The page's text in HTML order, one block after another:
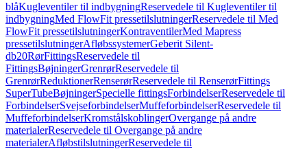
blåKugleventiler til indbygningReservedele til Kugleventiler til
indbygningMed FlowFit pressetilslutningerReservedele til Med
FlowFit pressetilslutningerKontraventilerMed Mapress
pressetilslutningerAfløbssystemerGeberit Silent-
db20RørFittingsReservedele til
FittingsBøjningerGrenrørReservedele til
GrenrørReduktionerRenserørReservedele til RenserørFittings
SuperTubeBøjningerSpecielle fittingsForbindelserReservedele til
ForbindelserSvejseforbindelserMuffeforbindelserReservedele til
MuffeforbindelserKromstålskoblingerOvergange på andre
materialerReservedele til Overgange på andre
materialerAfløbstilslutningerReservedele til